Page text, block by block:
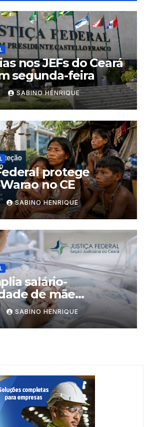
nos JEFs do Ceará
segunda-feira
SABINO HENRIQUE
protege
no CE
SABINO HENRIQUE
salário-
de mãe
SABINO HENRIQUE